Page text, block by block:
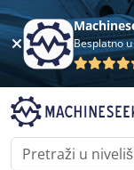
Besplatno